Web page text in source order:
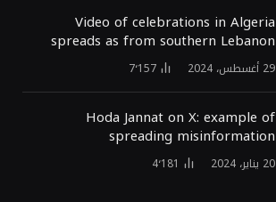
Video of celebrations in Algeria
spreads as from southern Lebanon
29 أغسطس، 2024 7٬157
Hoda Jannat on X: example of
spreading misinformation
20 يناير، 2024 4٬181